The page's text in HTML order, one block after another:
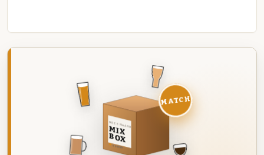
DEZE MAAND
MIX
BOX
8 BIEREN
MATCH